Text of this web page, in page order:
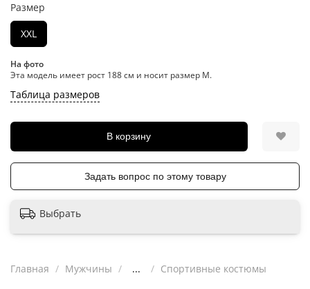
Таблица размеров
В корзину
Размер
XXL
На фото
Эта модель имеет рост 188 см и носит размер M.
Задать вопрос по этому товару
Выбрать
Главная Мужчины ... Спортивные костюмы